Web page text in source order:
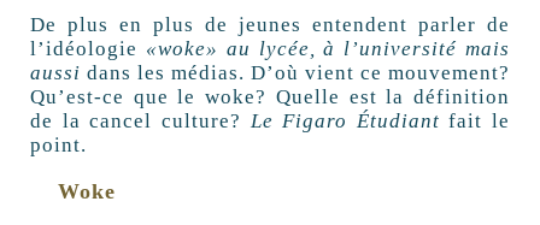
De plus en plus de jeunes entendent parler de
l’idéologie «woke» au lycée, à l’université mais
aussi dans les médias. D’où vient ce mouvement?
Qu’est-ce que le woke? Quelle est la définition
de la cancel culture? Le Figaro Étudiantfait le
point.
Woke